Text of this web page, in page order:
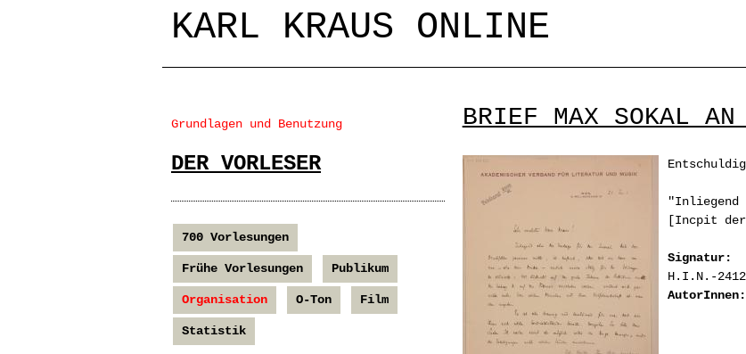
Jump to navigation
KARL KRAUS ONLINE
BRIEF MAX SOKAL AN
"Inliegend
[Incpit
Signatur:
H.I.N.-
AutorInnen:
Grundlagen und Benutzung
DER VORLESER
700 Vorlesungen
Frühe Vorlesungen Publikum
Organisation O-Ton Film
Statistik